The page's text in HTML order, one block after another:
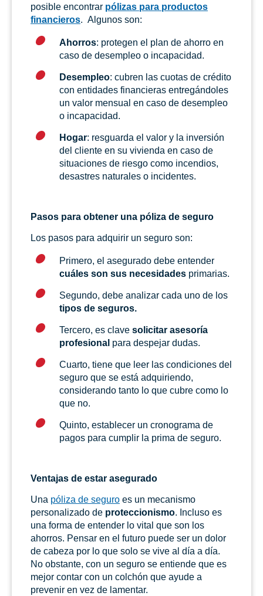
posible encontrar pólizas para productos
financieros. Algunos son:
Ahorros: protegen el plan de ahorro en
caso de desempleo o incapacidad.
Desempleo: cubren las cuotas de crédito
con entidades financieras entregándoles
un valor mensual en caso de desempleo
o incapacidad.
Hogar: resguarda el valor y la inversión
del cliente en su vivienda en caso de
situaciones de riesgo como incendios,
desastres naturales o incidentes.
Pasos para obtener una póliza de seguro
Los pasos para adquirir un seguro son:
Primero, el asegurado debe entender
cuáles son sus necesidades primarias.
Segundo, debe analizar cada uno de los
tipos de seguros.
Tercero, es clave solicitar asesoría
profesional para despejar dudas.
Cuarto, tiene que leer las condiciones del
seguro que se está adquiriendo,
considerando tanto lo que cubre como lo
que no.
Quinto, establecer un cronograma de
pagos para cumplir la prima de seguro.
Ventajas de estar asegurado
Una póliza de seguro es un mecanismo
personalizado de proteccionismo. Incluso es
una forma de entender lo vital que son los
ahorros. Pensar en el futuro puede ser un dolor
de cabeza por lo que solo se vive al día a día.
No obstante, con un seguro se entiende que es
mejor contar con un colchón que ayude a
prevenir en vez de lamentar.